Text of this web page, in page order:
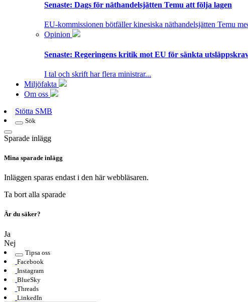
Senaste: Dags för näthandelsjätten Temu att följa lagen
EU-kommissionen bötfäller kinesiska näthandelsjätten Temu
Opinion
Senaste: Regeringens kritik mot EU för sänkta
I tal och skrift har flera ministrar...
Miljöfakta
Om oss
Stötta SMB
Sök
Sparade inlägg
Mina sparade inlägg
Inläggen sparas endast i den här webbläsaren.
Ta bort alla sparade
Är du säker?
Ja
Nej
Tipsa oss
Facebook
Instagram
BlueSky
Threads
LinkedIn